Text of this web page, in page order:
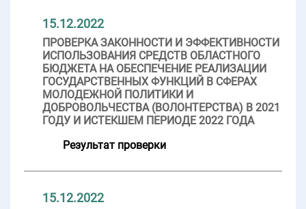
15.12.2022
ПРОВЕРКА ЗАКОННОСТИ И ЭФФЕКТИВНОСТИ
ИСПОЛЬЗОВАНИЯ СРЕДСТВ ОБЛАСТНОГО
БЮДЖЕТА НА ОБЕСПЕЧЕНИЕ РЕАЛИЗАЦИИ
ГОСУДАРСТВЕННЫХ ФУНКЦИЙ В СФЕРАХ
МОЛОДЕЖНОЙ ПОЛИТИКИ И
ДОБРОВОЛЬЧЕСТВА (ВОЛОНТЕРСТВА) В 2021
ГОДУ И ИСТЕКШЕМ ПЕРИОДЕ 2022 ГОДА
Результат проверки
15.12.2022